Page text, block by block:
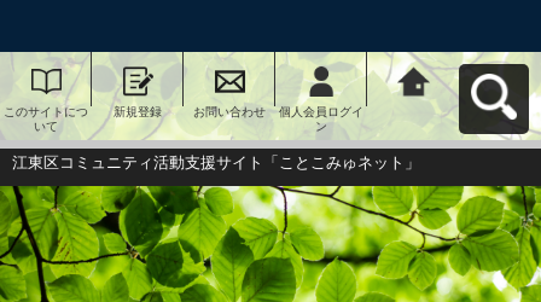
このサイトにつ
いて
新規登録 お問い合わせ
個人会員ログイ
ン
江東区コミュニ
ティ活動支援サ
イト「ことこみ
ゅネット」へ戻
る
江東区コミュニティ活動支援サイト「ことこみゅネット」